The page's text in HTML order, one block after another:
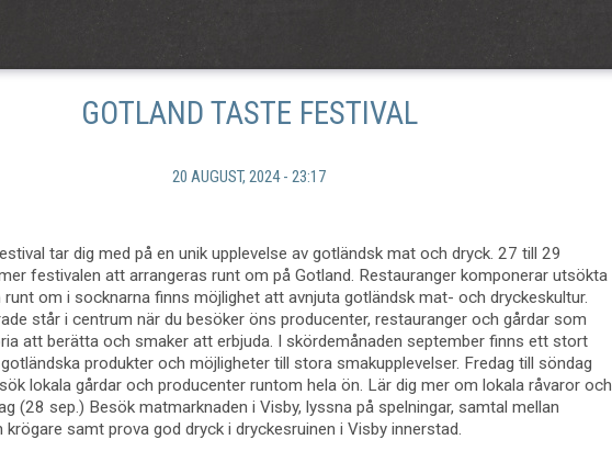
GOTLAND TASTE FESTIVAL
20 AUGUST, 2024 - 23:17
tar dig med på en unik upplevelse av gotländsk mat och dryck. 27 till 29
festivalen att arrangeras runt om på Gotland. Restauranger komponerar utsökta
om i socknarna finns möjlighet att avnjuta gotländsk mat- och dryckeskultur.
står i centrum när du besöker öns producenter, restauranger och gårdar som
att berätta och smaker att erbjuda. I skördemånaden september finns ett stort
produkter och möjligheter till stora smakupplevelser. Fredag till söndag
lokala gårdar och producenter runtom hela ön. Lär dig mer om lokala råvaror och
(28 sep.) Besök matmarknaden i Visby, lyssna på spelningar, samtal mellan
samt prova god dryck i dryckesruinen i Visby innerstad.